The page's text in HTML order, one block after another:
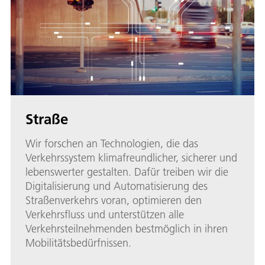
Straße
Wir forschen an Technologien, die das
Verkehrssystem klimafreundlicher, sicherer und
lebenswerter gestalten. Dafür treiben wir die
Digitalisierung und Automatisierung des
Straßenverkehrs voran, optimieren den
Verkehrsfluss und unterstützen alle
Verkehrsteilnehmenden bestmöglich in ihren
Mobilitätsbedürfnissen.